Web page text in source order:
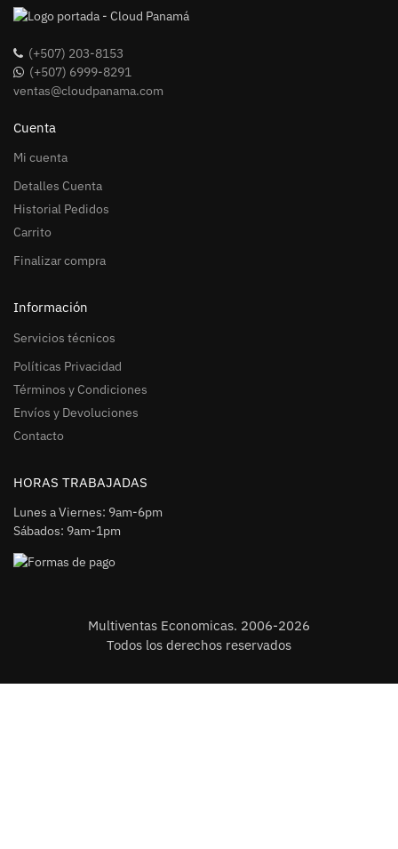
(+507) 203-8153
(+507) 6999-8291
ventas@cloudpanama.com
Cuenta
Mi cuenta
Detalles Cuenta
Historial Pedidos
Carrito
Finalizar compra
Información
Servicios técnicos
Políticas Privacidad
Términos y Condiciones
Envíos y Devoluciones
Contacto
HORAS TRABAJADAS
Lunes a Viernes: 9am-6pm
Sábados: 9am-1pm
Multiventas Economicas. 2006-2026
Todos los derechos reservados